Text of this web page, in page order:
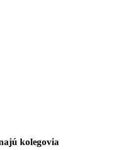
kolegovia